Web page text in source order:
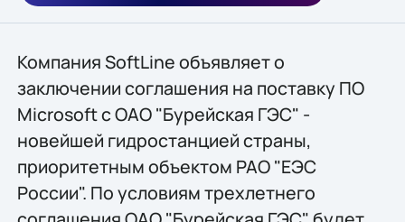
Компания SoftLine объявляет о
заключении соглашения на поставку ПО
Microsoft с ОАО "Бурейская ГЭС" -
новейшей гидростанцией страны,
приоритетным объектом РАО "ЕЭС
России". По условиям трехлетнего